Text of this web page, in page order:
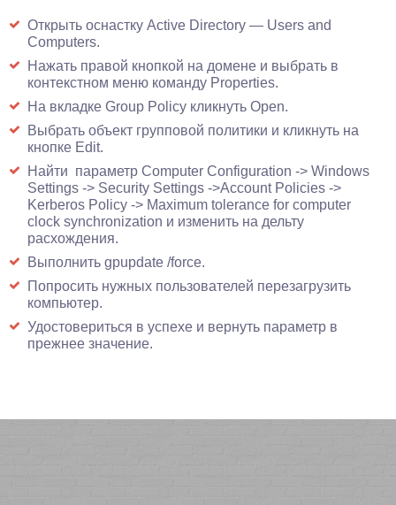
Открыть оснастку Active Directory — Users and
Computers.
Нажать правой кнопкой на домене и выбрать в
контекстном меню команду Properties.
На вкладке Group Policy кликнуть Open.
Выбрать объект групповой политики и кликнуть на
кнопке Edit.
Найти параметр Computer Configuration -> Windows
Settings -> Security Settings ->Account Policies ->
Kerberos Policy -> Maximum tolerance for computer
clock synchronization и изменить на дельту
расхождения.
Выполнить gpupdate /force.
Попросить нужных пользователей перезагрузить
компьютер.
Удостовериться в успехе и вернуть параметр в
прежнее значение.